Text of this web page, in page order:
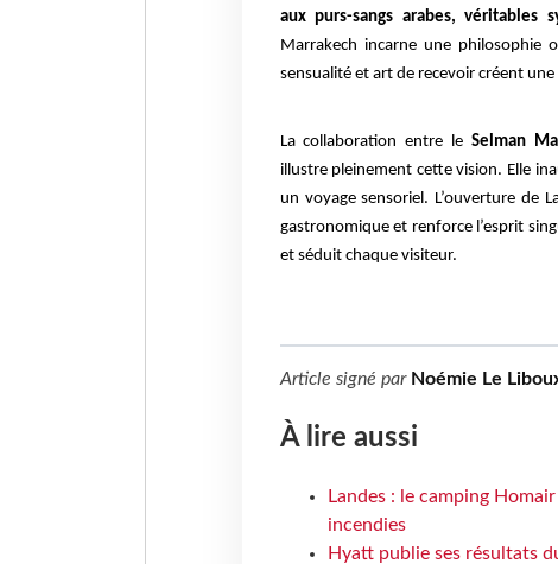
aux purs-sangs arabes,
Marrakech incarne une philosophie
sensualité et art de recevoir créent
La collaboration entre le Selman
illustre pleinement cette vision. Elle
un voyage sensoriel. L’ouverture de
gastronomique et renforce l’esprit
et séduit chaque visiteur.
Article signé par Noémie Le
À lire aussi
Landes : le camping
incendies
Hyatt publie ses résultats